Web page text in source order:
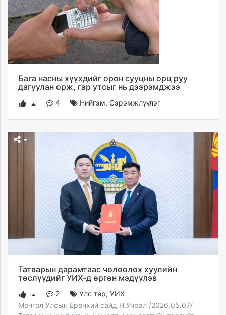
Бага насны хүүхдийг орон сууцны орц руу
дагуулан орж, гар утсыг нь дээрэмджээ
4 Нийгэм, Сэрэмжлүүлэг
Татварын дарамтаас чөлөөлөх хуулийн
төслүүдийг УИХ-д өргөн мэдүүлэв
2 Улс төр,УИХ
Монгол Улсын Ерөнхий сайд Н.Учрал /2026.05.07/